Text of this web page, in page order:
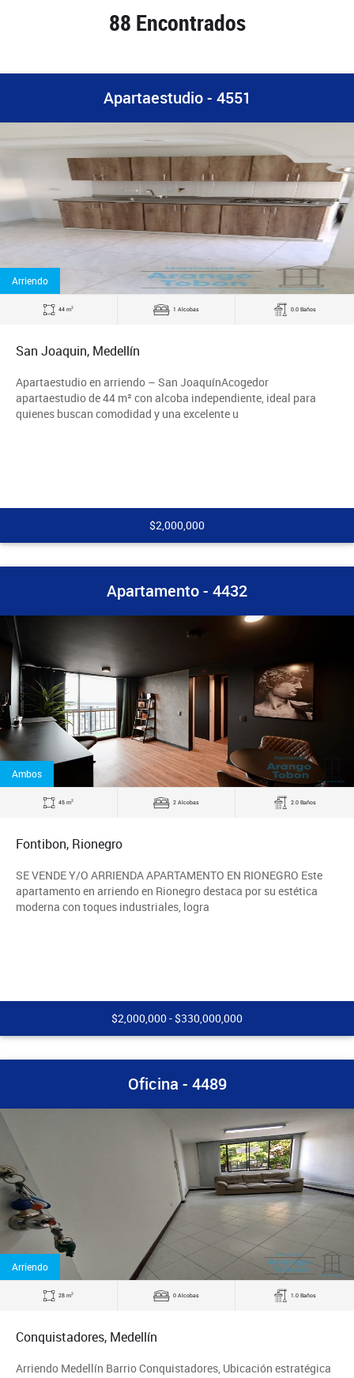
88 Encontrados
Apartaestudio - 4551
Arriendo
44 m2 1 Alcobas 0.0 Baños
San Joaquin, Medellín
Apartaestudio en arriendo – San JoaquínAcogedor
apartaestudio de 44 m² con alcoba independiente, ideal para
quienes buscan comodidad y una excelente u
$2,000,000
Apartamento - 4432
Ambos
45 m2 2 Alcobas 2.0 Baños
Fontibon, Rionegro
SE VENDE Y/O ARRIENDA APARTAMENTO EN RIONEGRO Este
apartamento en arriendo en Rionegro destaca por su estética
moderna con toques industriales, logra
$2,000,000 - $330,000,000
Oficina - 4489
Arriendo
28 m2 0 Alcobas 1.0 Baños
Conquistadores, Medellín
Arriendo Medellín Barrio Conquistadores, Ubicación estratégica